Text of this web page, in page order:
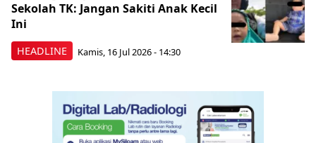
HEADLINE
Sekolah TK: Jangan Sakiti Anak Kecil
Ini
Kamis, 16 Jul 2026 - 14:30